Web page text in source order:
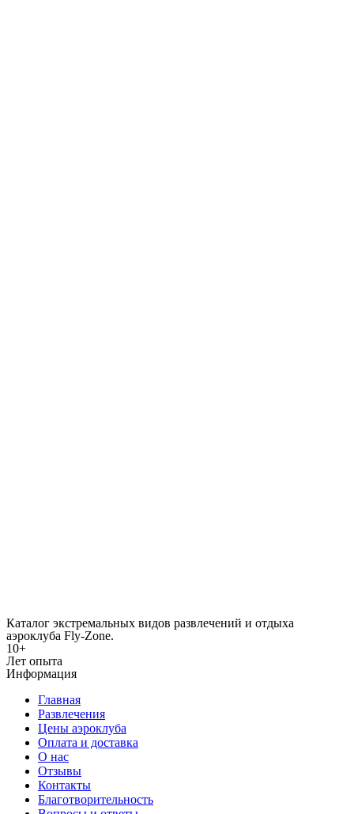
Каталог экстремальных видов развлечений и отдыха
аэроклуба Fly-Zone.
10+
Лет опыта
Информация
Главная
Развлечения
Цены аэроклуба
Оплата и доставка
О нас
Отзывы
Контакты
Благотворительность